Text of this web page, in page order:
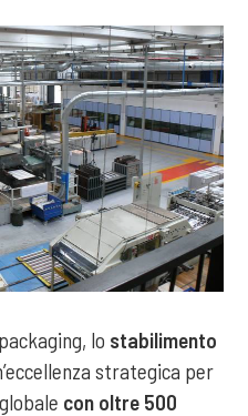
lo stabilimento
strategica per
con oltre 500